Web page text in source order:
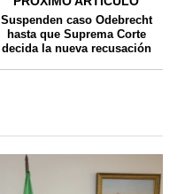
Suspenden caso Odebrecht
hasta que Suprema Corte
decida la nueva recusación